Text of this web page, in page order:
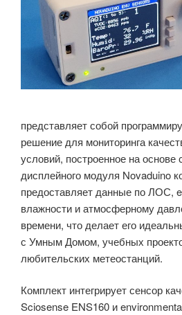
экспериментов
с
интерфейсом
мозг-
компьютер
(BCI)»
представляет собой
решение для мониторинга
условий, построенное на основе
дисплейного модуля Novaduino
предоставляет данные по ЛОС,
влажности и атмосферному
времени, что делает его
с Умным Домом, учебных
любительских метеостанций.
Комплект интегрирует сенсор
Sciosense ENS160 и